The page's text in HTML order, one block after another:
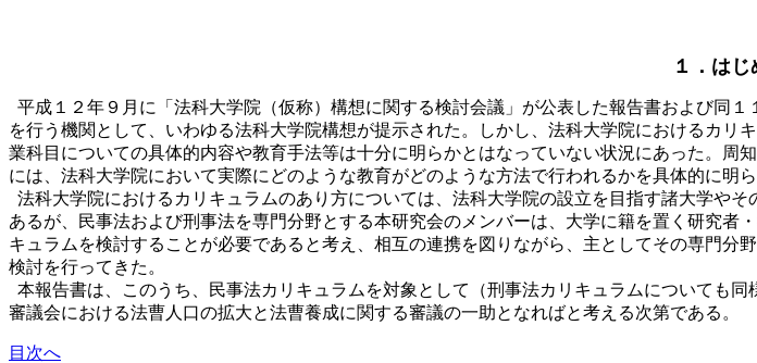
１．はじ
平成１２年９月に「法科大学院（仮称）構想に関する検討会議」が公表した報告書および同
を行う機関として、いわゆる法科大学院構想が提示された。しかし、法科大学院におけるカ
業科目についての具体的内容や教育手法等は十分に明らかとはなっていない状況にあった。
には、法科大学院において実際にどのような教育がどのような方法で行われるかを具体的に明
法科大学院におけるカリキュラムのあり方については、法科大学院の設立を目指す諸大学や
あるが、民事法および刑事法を専門分野とする本研究会のメンバーは、大学に籍を置く研究
キュラムを検討することが必要であると考え、相互の連携を図りながら、主としてその専門
検討を行ってきた。
本報告書は、このうち、民事法カリキュラムを対象として（刑事法カリキュラムについても
審議会における法曹人口の拡大と法曹養成に関する審議の一助となればと考える次第である。
目次へ